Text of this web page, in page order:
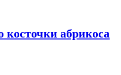
косточки абрикоса